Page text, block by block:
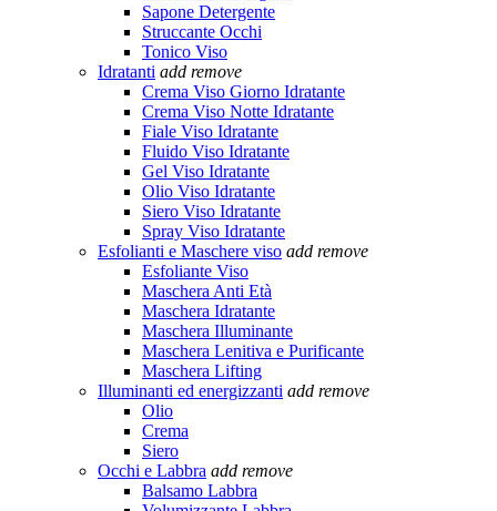
Sapone Detergente
Struccante Occhi
Tonico Viso
Idratanti add remove
Crema Viso Giorno Idratante
Crema Viso Notte Idratante
Fiale Viso Idratante
Fluido Viso Idratante
Gel Viso Idratante
Olio Viso Idratante
Siero Viso Idratante
Spray Viso Idratante
Esfolianti e Maschere viso add remove
Esfoliante Viso
Maschera Anti Età
Maschera Idratante
Maschera Illuminante
Maschera Lenitiva e Purificante
Maschera Lifting
Illuminanti ed energizzanti add remove
Olio
Crema
Siero
Occhi e Labbra add remove
Balsamo Labbra